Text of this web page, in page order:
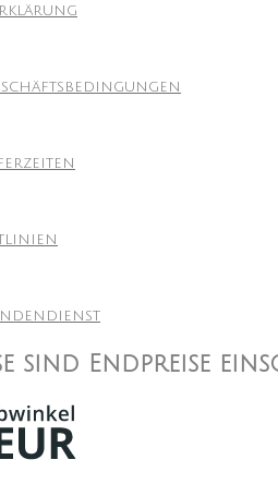
sind Endpreise